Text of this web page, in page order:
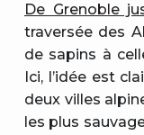
De Grenoble
traversée des
de sapins à
Ici, l’idée est
deux villes
les plus